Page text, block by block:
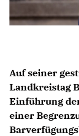
Auf seiner
Landkreistag
Einführung
einer